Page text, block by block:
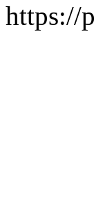
https://